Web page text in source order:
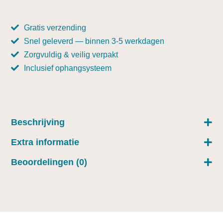
Gratis verzending
Snel geleverd — binnen 3-5 werkdagen
Zorgvuldig & veilig verpakt
Inclusief ophangsysteem
Beschrijving
Extra informatie
Beoordelingen (0)